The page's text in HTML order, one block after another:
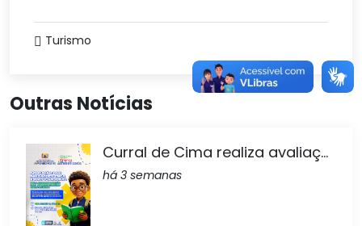
Turismo
Outras Notícias
Curral de Cima realiza avaliaç...
há 3 semanas